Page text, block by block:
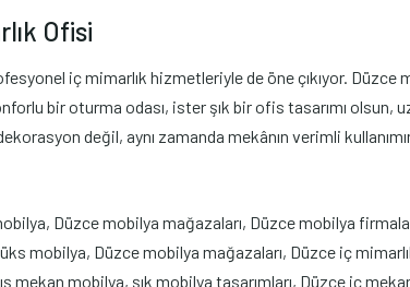
Ofisi
iç mimarlık hizmetleriyle de öne çıkıyor.
bir oturma odası, ister şık bir ofis tasarımı olsun,
değil, aynı zamanda mekânın verimli
Düzce mobilya mağazaları, Düzce mobilya
mobilya, Düzce mobilya mağazaları, Düzce iç
mobilya, şık mobilya tasarımları, Düzce iç